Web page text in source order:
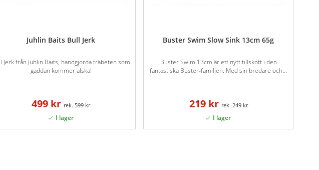
Juhlin Baits Bull Jerk
Jerk från Juhlin Baits, handgjorda träbeten som
gäddan kommer älska!
499 kr 599 kr
Buster Swim Slow Sink 13cm 65g
Buster Swim 13cm är ett nytt tillskott i den
fantastiska Buster-familjen. Med sin bredare och...
219 kr 249 kr